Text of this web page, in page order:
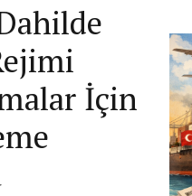
İçin